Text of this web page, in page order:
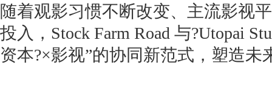
随着观影习惯不断改变、主流影视
投入，Stock Farm Road 与?Utopai
资本?×影视”的协同新范式，塑造未